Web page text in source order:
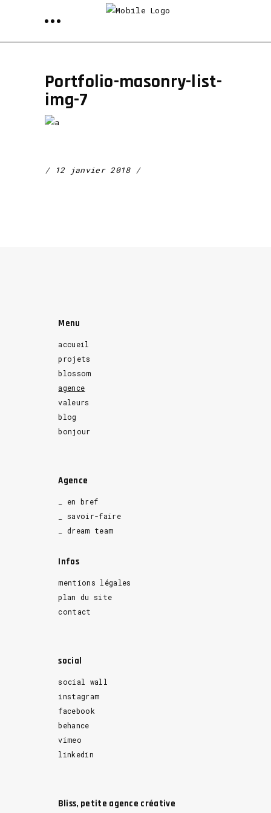
Portfolio-masonry-list-
img-7
12 janvier 2018
Menu
accueil
projets
blossom
agence
valeurs
blog
bonjour
Agence
_ en bref
_ savoir-faire
_ dream team
Infos
mentions légales
plan du site
contact
social
social wall
instagram
facebook
behance
vimeo
linkedin
Bliss, petite agence créative